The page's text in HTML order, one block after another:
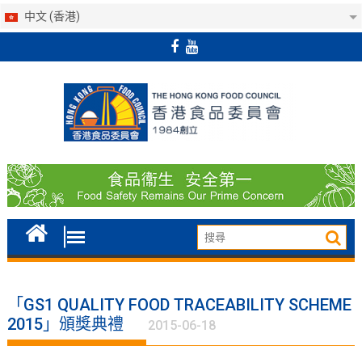
中文 (香港)
「GS1 QUALITY FOOD TRACEABILITY SCHEME
2015」頒獎典禮
2015-06-18